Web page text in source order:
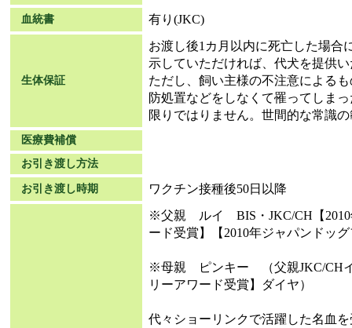
血統書 有り(JKC)
生体保証
お渡し後1カ月以内に死亡した場合
示していただければ、代犬を提供
ただし、飼い主様の不注意による
防処置などをしなくて罹ってしま
限りではりません。世間的な常識
医療費補償
お引き渡し方法
お引き渡し時期
ワクチン接種後50日以降
※父親 ルイ BIS・JKC/CH【2010
ード受賞】【2010年ジャパンドッ
※母親 ピンキー （父親JKC/CHイ
リーアワード受賞】ダイヤ）
代々ショーリンクで活躍した名血